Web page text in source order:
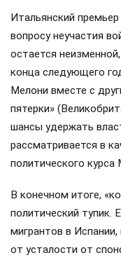
Итальянский премьер
вопросу неучастия
остается
конца следующего
Мелони вместе с
пятерки»
шансы удержать
рассматривается в
политического курса
В конечном итоге,
политический тупик.
мигрантов в
от усталости от